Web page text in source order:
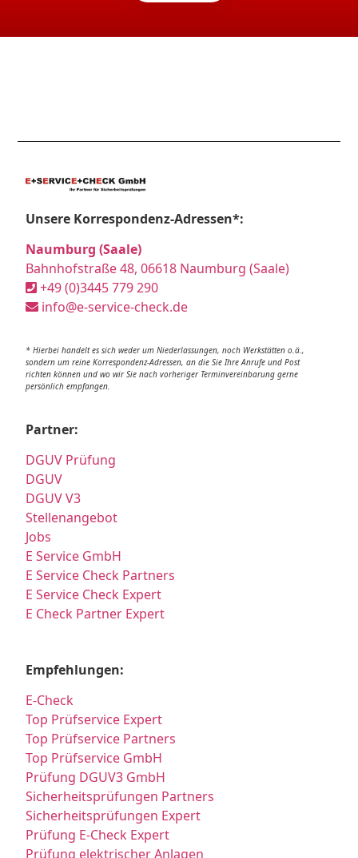
Unsere Korrespondenz-Adressen*:
Naumburg (Saale)
Bahnhofstraße 48, 06618 Naumburg (Saale)
+49 (0)3445 779 290
info@e-service-check.de
* Hierbei handelt es sich weder um Niederlassungen, noch Werkstätten o.ä.,
sondern um reine Korrespondenz-Adressen, an die Sie Ihre Anrufe und Post
richten können und wo wir Sie nach vorheriger Terminvereinbarung gerne
persönlich empfangen.
Partner:
DGUV Prüfung
DGUV
DGUV V3
Stellenangebot
Jobs
E Service GmbH
E Service Check Partners
E Service Check Expert
E Check Partner Expert
Empfehlungen:
E-Check
Top Prüfservice Expert
Top Prüfservice Partners
Top Prüfservice GmbH
Prüfung DGUV3 GmbH
Sicherheitsprüfungen Partners
Sicherheitsprüfungen Expert
Prüfung E-Check Expert
Prüfung elektrischer Anlagen